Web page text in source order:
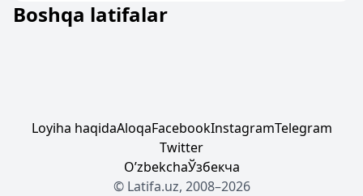
Boshqa latifalar
Loyiha haqidaAloqaFacebookInstagramTelegram
Twitter
OʼzbekchaЎзбекча
© Latifa.uz, 2008–2026